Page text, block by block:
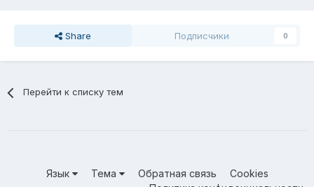
Share Подписчики 0
Перейти к списку тем
Язык Тема Обратная связь
Cookies